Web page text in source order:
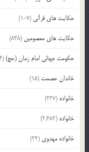
حکایت های قرآنی (107)
حکایت های معصومین (838)
حکومت جهانی امام زمان (عج)(24)
خاندان عصمت (15)
خانواده (227)
خانواده (2,682)
خانواده مهدوی (22)